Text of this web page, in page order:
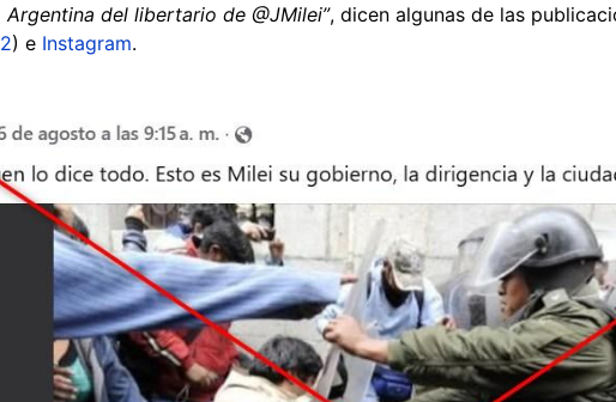
Argentina del libertario de @JMilei”, dicen algunas de las
2) e Instagram.